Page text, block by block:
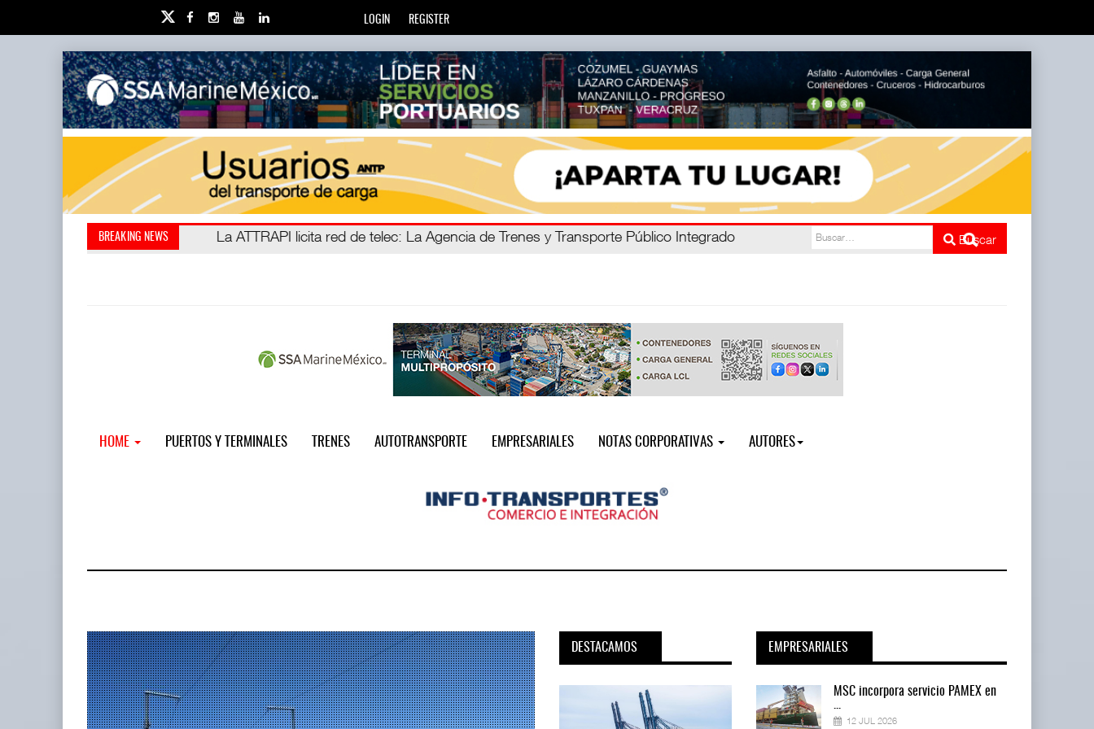
LOGIN REGISTER
BREAKING NEWS IT-ANÁLISIS: Puerto Lázaro C
La ATTRAPI licita red de telec: La Agencia de Trenes y Transporte Público Integrado
Buscar
HOME PUERTOS Y TERMINALES TRENES AUTOTRANSPORTE EMPRESARIALES NOTAS CORPORATIVAS AUTORES
DESTACAMOS EMPRESARIALES
MSC incorpora servicio PAMEX en
...
12 JUL 2026
MSC incorpora servicio PAMEX en
12 JUL 2026
MSC incorpora servicio PAMEX en
12 JUL 2026